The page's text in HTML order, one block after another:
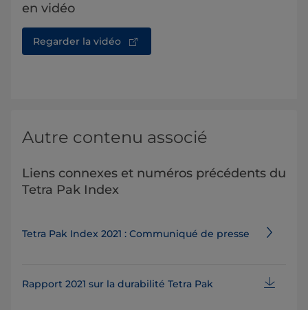
en vidéo
Regarder la vidéo
Autre contenu associé
Liens connexes et numéros précédents du
Tetra Pak Index
Tetra Pak Index 2021 : Communiqué de presse
Rapport 2021 sur la durabilité Tetra Pak